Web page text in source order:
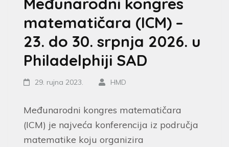
matematičara (ICM) –
23. do 30. srpnja 2026. u
Philadelphiji SAD
29. rujna 2023. HMD
Međunarodni kongres matematičara
(ICM) je najveća konferencija iz područja
matematike koju organizira